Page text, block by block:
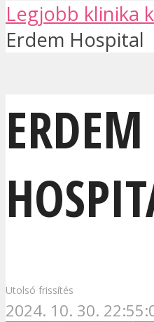
Legjobb klinika
Erdem Hospital
ERDEM
Utolsó frissítés
2024. 10. 30.